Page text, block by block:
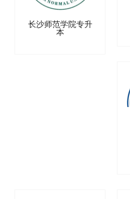
长沙师范学院专升
本